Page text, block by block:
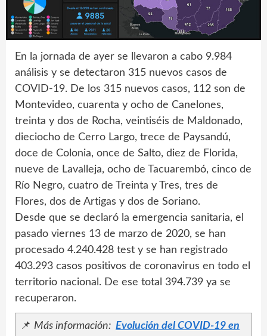
En la jornada de ayer se llevaron a cabo 9.984
análisis y se detectaron 315 nuevos casos de
COVID-19. De los 315 nuevos casos, 112 son de
Montevideo, cuarenta y ocho de Canelones,
treinta y dos de Rocha, veintiséis de Maldonado,
dieciocho de Cerro Largo, trece de Paysandú,
doce de Colonia, once de Salto, diez de Florida,
nueve de Lavalleja, ocho de Tacuarembó, cinco de
Río Negro, cuatro de Treinta y Tres, tres de
Flores, dos de Artigas y dos de Soriano.
Desde que se declaró la emergencia sanitaria, el
pasado viernes 13 de marzo de 2020, se han
procesado 4.240.428 test y se han registrado
403.293 casos positivos de coronavirus en todo el
territorio nacional. De ese total 394.739 ya se
recuperaron.
📌 Más información: Evolución del COVID-19 en